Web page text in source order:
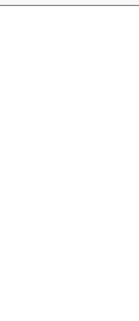
ト」を紹介していきたいと思